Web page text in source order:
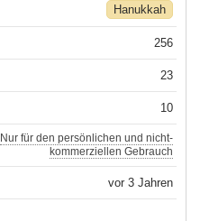
Hanukkah
256
23
10
Nur für den persönlichen und nicht-
kommerziellen Gebrauch
vor 3 Jahren